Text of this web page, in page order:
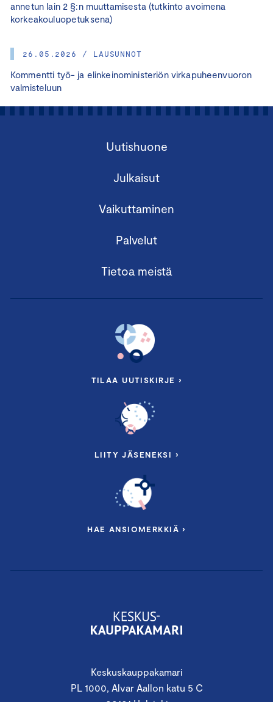
annetun lain 2 §:n muuttamisesta (tutkinto avoimena
korkeakouluopetuksena)
26.05.2026 / LAUSUNNOT
Kommentti työ- ja elinkeinoministeriön virkapuheenvuoron
valmisteluun
Keskuskauppakamari
PL 1000, Alvar Aallon katu 5 C
Uutishuone
Julkaisut
Vaikuttaminen
Palvelut
Tietoa meistä
TILAA UUTISKIRJE ›
LIITY JÄSENEKSI ›
HAE ANSIOMERKKIÄ ›